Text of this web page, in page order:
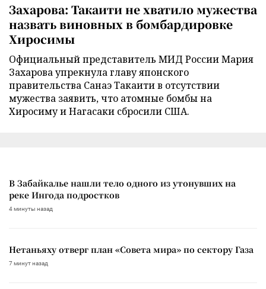
Захарова: Такаити не хватило мужества
назвать виновных в бомбардировке
Хиросимы
Официальный представитель МИД России Мария
Захарова упрекнула главу японского
правительства Санаэ Такаити в отсутствии
мужества заявить, что атомные бомбы на
Хиросиму и Нагасаки сбросили США.
В Забайкалье нашли тело одного из утонувших на
реке Ингода подростков
4 минуты назад
Нетаньяху отверг план «Совета мира» по сектору Газа
7 минут назад